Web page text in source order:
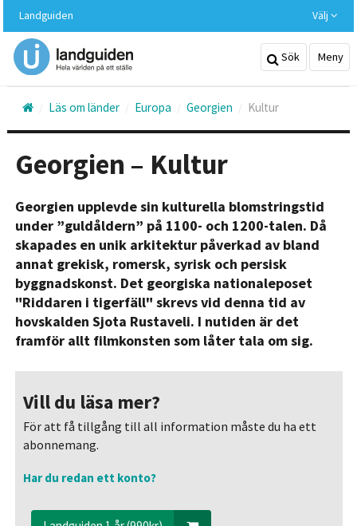
huvudinnehållet
Landguiden Välj
Sök Meny
Läs om länder Europa Georgien Kultur
Georgien – Kultur
Georgien upplevde sin kulturella blomstringstid
under ”guldåldern” på 1100- och 1200-talen. Då
skapades en unik arkitektur påverkad av bland
annat grekisk, romersk, syrisk och persisk
byggnadskonst. Det georgiska nationaleposet
"Riddaren i tigerfäll" skrevs vid denna tid av
hovskalden Sjota Rustaveli. I nutiden är det
framför allt filmkonsten som låter tala om sig.
Vill du läsa mer?
För att få tillgång till all information måste du ha ett
abonnemang.
Har du redan ett konto?